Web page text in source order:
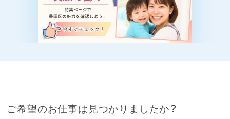
ご希望のお仕事は見つかりましたか？